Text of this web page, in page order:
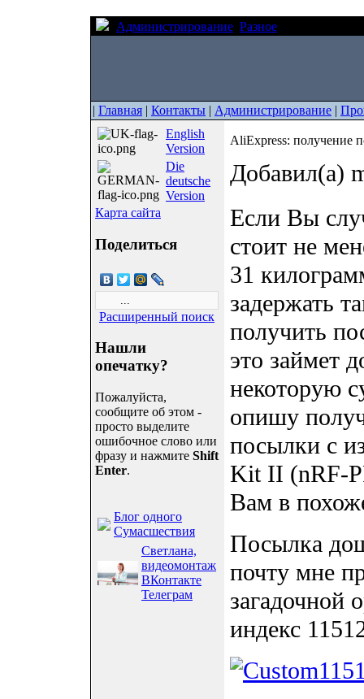
Администрирование Разное
| Главная | Контакты | Администрирование |
English
Version
Die
deutsche
Version
Карта сайта
Поделиться
Расширенный поиск
Нашли
опечатку?
Пожалуйста,
сообщите об этом -
просто выделите
ошибочное слово или
фразу и нажмите Shift
Enter.
Блог одного
Сумасшествия
Светлана,
видеомонтаж
ВКонтакте
Телеграм
AliExpress: получение
Добавил(а)
Если Вы
стоит не
31
задержать
получить
это займет
некоторую
опишу
посылки с
Kit II (nRF-
Вам в
Посылка
почту мне
индекс